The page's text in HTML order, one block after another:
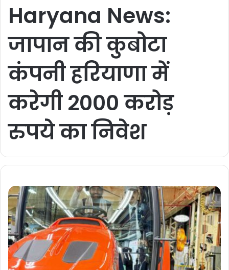
Haryana News:
जापान की कुबोटा
कंपनी हरियाणा में
करेगी 2000 करोड़
रुपये का निवेश